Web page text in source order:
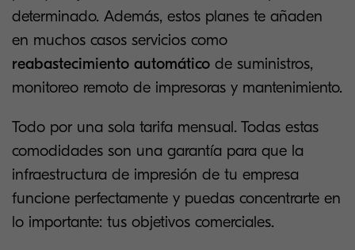
determinado. Además, estos planes te añaden
en muchos casos servicios como
reabastecimiento automático de suministros,
monitoreo remoto de impresoras y mantenimiento.
Todo por una sola tarifa mensual. Todas estas
comodidades son una garantía para que la
infraestructura de impresión de tu empresa
funcione perfectamente y puedas concentrarte en
lo importante: tus objetivos comerciales.